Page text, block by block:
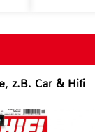
z.B. Car & Hifi